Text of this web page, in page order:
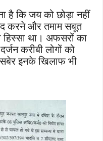
है कि जय को छोड़ा नहीं
करने और तमाम सबूत
था। अफसरों का
करीबी लोगों को
इनके खिलाफ भी